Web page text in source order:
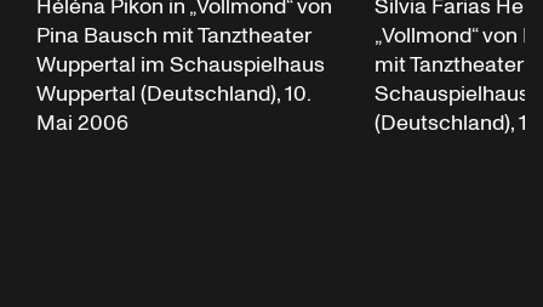
Héléna Pikon in „Vollmond“ von
Pina Bausch mit Tanztheater
Wuppertal im Schauspielhaus
Wuppertal (Deutschland), 10.
Mai 2006
Silvia Farias
„Vollmond“ von
mit Tanztheater
Schauspielhaus
(Deutschland),